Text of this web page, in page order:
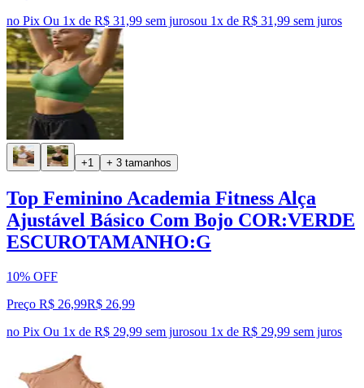
no Pix Ou 1x de R$ 31,99 sem jurosou 1x de R$ 31,99 sem juros
+1 + 3 tamanhos
Top Feminino Academia Fitness Alça
Ajustável Básico Com Bojo COR:VERDE
ESCUROTAMANHO:G
10% OFF
Preço R$ 26,99R$ 26,99
no Pix Ou 1x de R$ 29,99 sem jurosou 1x de R$ 29,99 sem juros